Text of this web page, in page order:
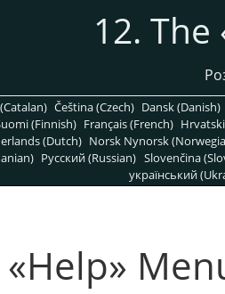
12. The
Čeština (Czech) Dansk (Danish)
(Finnish) Français (French)
(Dutch) Norsk Nynorsk
Pусский (Russian) Slovenčina
український
«Help»